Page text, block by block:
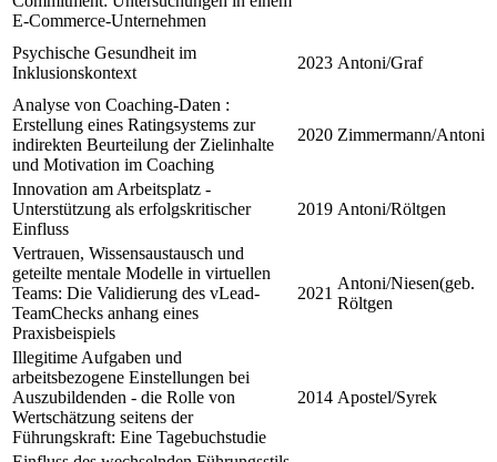
E-Commerce-Unternehmen
Psychische Gesundheit im
Inklusionskontext
2023 Antoni/Graf
Analyse von Coaching-Daten :
Erstellung eines Ratingsystems zur
indirekten Beurteilung der Zielinhalte
und Motivation im Coaching
2020 Zimmermann/Antoni
Innovation am Arbeitsplatz -
Unterstützung als erfolgskritischer
Einfluss
2019 Antoni/Röltgen
Vertrauen, Wissensaustausch und
geteilte mentale Modelle in virtuellen
Teams: Die Validierung des vLead-
TeamChecks anhang eines
Praxisbeispiels
2021
Antoni/Niesen(geb.
Röltgen
Illegitime Aufgaben und
arbeitsbezogene Einstellungen bei
Auszubildenden - die Rolle von
Wertschätzung seitens der
Führungskraft: Eine Tagebuchstudie
2014 Apostel/Syrek